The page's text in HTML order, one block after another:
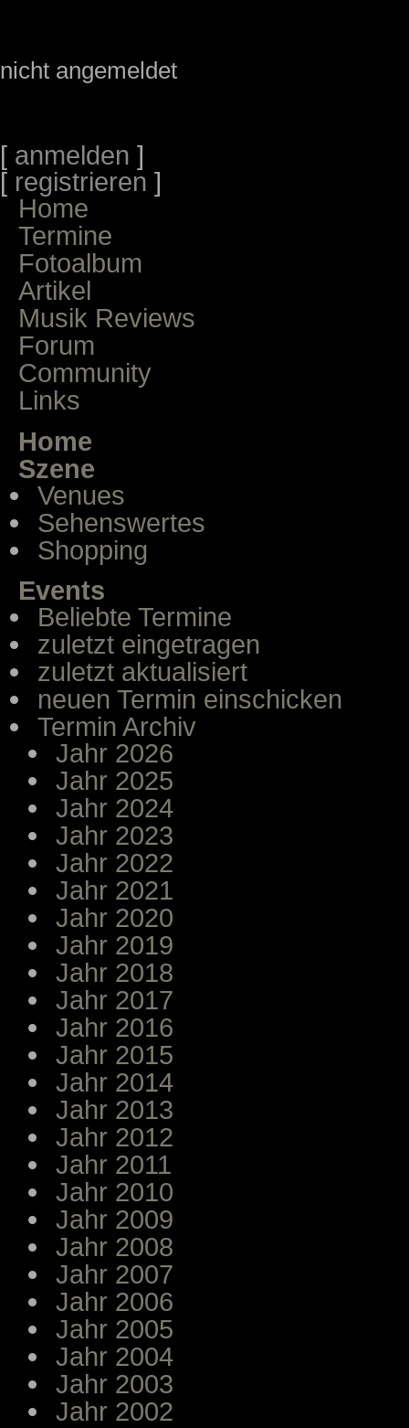
nicht angemeldet
[ anmelden ]
[ registrieren ]
Home
Termine
Fotoalbum
Artikel
Musik Reviews
Forum
Community
Links
Home
Szene
Venues
Sehenswertes
Shopping
Events
Beliebte Termine
zuletzt eingetragen
zuletzt aktualisiert
neuen Termin einschicken
Termin Archiv
Jahr 2026
Jahr 2025
Jahr 2024
Jahr 2023
Jahr 2022
Jahr 2021
Jahr 2020
Jahr 2019
Jahr 2018
Jahr 2017
Jahr 2016
Jahr 2015
Jahr 2014
Jahr 2013
Jahr 2012
Jahr 2011
Jahr 2010
Jahr 2009
Jahr 2008
Jahr 2007
Jahr 2006
Jahr 2005
Jahr 2004
Jahr 2003
Jahr 2002